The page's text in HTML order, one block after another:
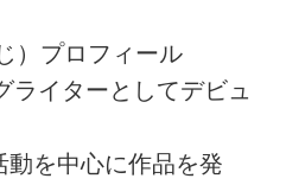
）プロフィール
ライターとしてデビュ
動を中心に作品を発